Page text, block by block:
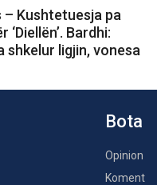
– Kushtetuesja pa
‘Diellën’. Bardhi:
shkelur ligjin, vonesa
Bota
Opinion
Koment